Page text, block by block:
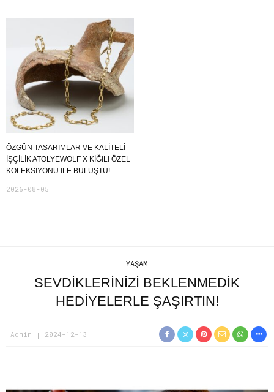
ÖZGÜN TASARIMLAR VE KALITELI
İŞÇILIK ATOLYEWOLF X KIĞILI ÖZEL
KOLEKSIYONU ILE BULUŞTU!
2026-08-05
YAŞAM
SEVDIKLERINIZI BEKLENMEDIK
HEDIYELERLE ŞAŞIRTIN!
Admin 2024-12-13